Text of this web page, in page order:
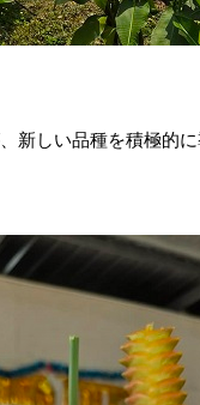
新しい品種を積極的